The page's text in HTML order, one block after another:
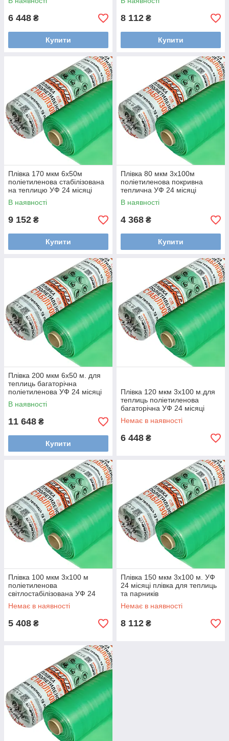
6 448 ₴
Купити
8 112 ₴
Купити
Плівка 170 мкм 6х50м
поліетиленова стабілізована
на теплицю УФ 24 місяці
В наявності
9 152 ₴
Купити
Плівка 80 мкм 3х100м
поліетиленова покривна
теплична УФ 24 місяці
В наявності
4 368 ₴
Купити
Плівка 200 мкм 6х50 м. для
теплиць багаторічна
поліетиленова УФ 24 місяці
В наявності
11 648 ₴
Купити
Плівка 120 мкм 3х100 м.для
теплиць поліетиленова
багаторічна УФ 24 місяці
Немає в наявності
6 448 ₴
Плівка 100 мкм 3х100 м
поліетиленова
світлостабілізована УФ 24
місяці
Немає в наявності
5 408 ₴
Плівка 150 мкм 3х100 м. УФ
24 місяці плівка для теплиць
та парників
Немає в наявності
8 112 ₴